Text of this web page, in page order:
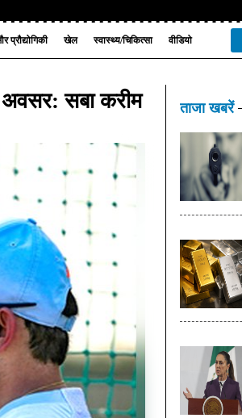
प्रौद्योगिकी खेल स्वास्थ्य/चिकित्सा वीडियो
अवसर: सबा करीम ताजा खबरें